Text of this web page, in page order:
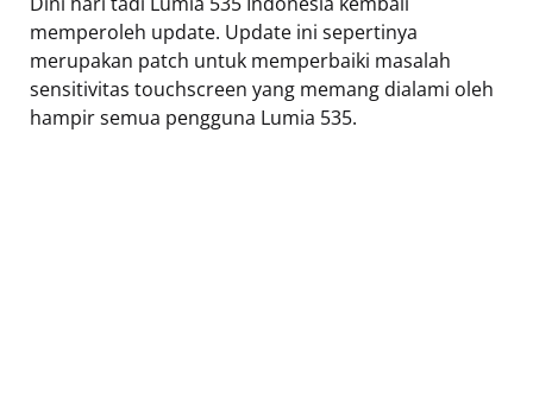
memperoleh update. Update ini sepertinya
merupakan patch untuk memperbaiki masalah
sensitivitas touchscreen yang memang dialami oleh
hampir semua pengguna Lumia 535.